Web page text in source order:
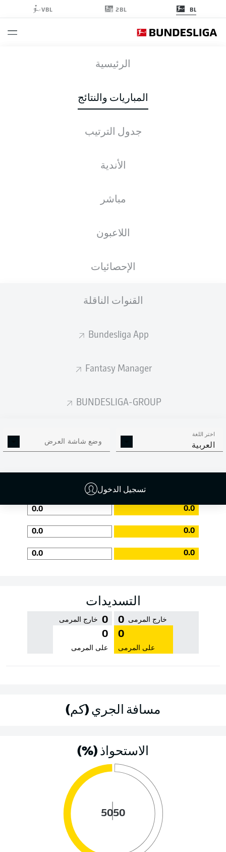
BL
2BL
VBL
الرئيسية
المباريات والنتائج
جدول الترتيب
الأندية
مباشر
اللاعبون
الإحصائيات
القنوات الناقلة
Bundesliga App
Fantasy Manager
BUNDESLIGA-GROUP
اختر اللغة
العربية وضع شاشة العرض
تسجيل الدخول
الأخبار التشكيلات الإحصائيات
0
0 % الدقة 0 %
جودة التمرير
0.0
0.0
0.0
0.0
0.0
0.0
التسديدات
0 خارج المرمى
0
على المرمى
0 خارج المرمى
0
على المرمى
مسافة الجري (كم)
الاستحواذ (%)
50
50